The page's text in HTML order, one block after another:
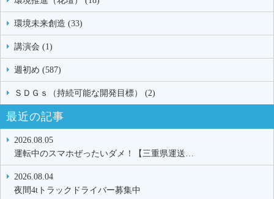
環境未来創造 (33)
講演会 (1)
週初め (587)
ＳＤＧｓ（持続可能な開発目標） (2)
最近の記事
2026.08.05
運転中のスマホぜったいダメ！【三重県運送…
2026.08.04
夜間4tトラックドライバー募集中